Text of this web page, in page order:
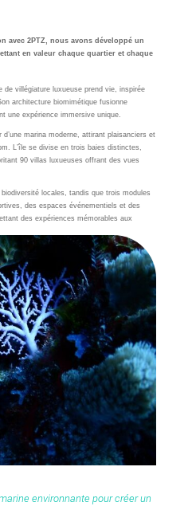
avec 2PTZ, nous avons développé un
en valeur chaque quartier et chaque
villégiature luxueuse prend vie, inspirée
architecture biomimétique fusionne
une expérience immersive unique.
marina moderne, attirant plaisanciers et
L’île se divise en trois baies distinctes,
90 villas luxueuses offrant des vues
locales, tandis que trois modules
des espaces événementiels et des
des expériences mémorables aux
environnante pour créer un